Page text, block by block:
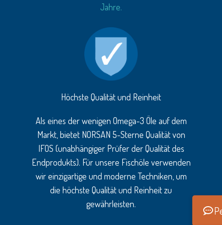
Jahre.
Höchste Qualität und Reinheit
Als eines der wenigen Omega-3 Öle auf dem
Markt, bietet NORSAN 5-Sterne Qualität von
IFOS (unabhängiger Prüfer der Qualität des
Endprodukts). Für unsere Fischöle verwenden
wir einzigartige und moderne Techniken, um
die höchste Qualität und Reinheit zu
gewährleisten.